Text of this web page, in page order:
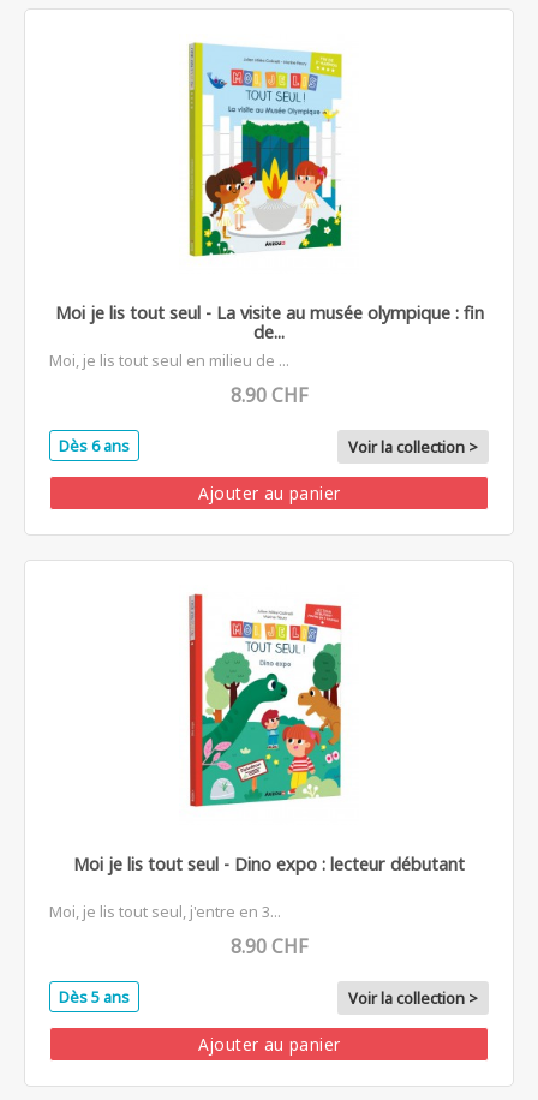
Moi je lis tout seul - La visite au musée olympique : fin
de...
Moi, je lis tout seul en milieu de ...
8.90 CHF
Dès 6 ans Voir la collection >
Ajouter au panier
Moi je lis tout seul - Dino expo : lecteur débutant
Moi, je lis tout seul, j'entre en 3...
8.90 CHF
Dès 5 ans Voir la collection >
Ajouter au panier